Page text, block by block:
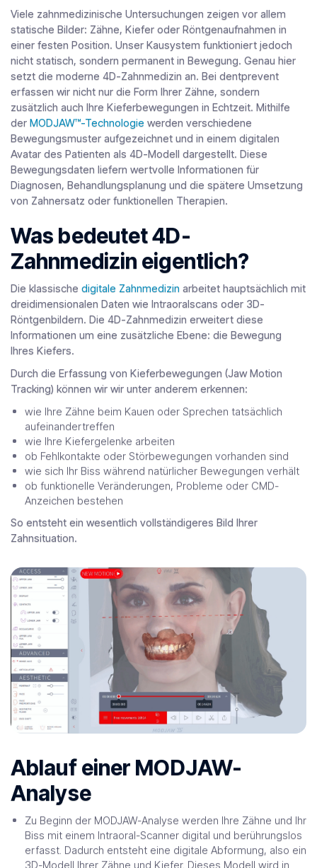
Viele zahnmedizinische Untersuchungen zeigen vor allem
statische Bilder: Zähne, Kiefer oder Röntgenaufnahmen in
einer festen Position. Unser Kausystem funktioniert jedoch
nicht statisch, sondern permanent in Bewegung. Genau hier
setzt die moderne 4D-Zahnmedizin an. Bei dentprevent
erfassen wir nicht nur die Form Ihrer Zähne, sondern
zusätzlich auch Ihre Kieferbewegungen in Echtzeit. Mithilfe
der MODJAW™-Technologie werden verschiedene
Bewegungsmuster aufgezeichnet und in einem digitalen
Avatar des Patienten als 4D-Modell dargestellt. Diese
Bewegungsdaten liefern wertvolle Informationen für
Diagnosen, Behandlungsplanung und die spätere Umsetzung
von Zahnersatz oder funktionellen Therapien.
Was bedeutet 4D-
Zahnmedizin eigentlich?
Die klassische digitale Zahnmedizin arbeitet hauptsächlich mit
dreidimensionalen Daten wie Intraoralscans oder 3D-
Röntgenbildern. Die 4D-Zahnmedizin erweitert diese
Informationen um eine zusätzliche Ebene: die Bewegung
Ihres Kiefers.
Durch die Erfassung von Kieferbewegungen (Jaw Motion
Tracking) können wir wir unter anderem erkennen:
wie Ihre Zähne beim Kauen oder Sprechen tatsächlich
aufeinandertreffen
wie Ihre Kiefergelenke arbeiten
ob Fehlkontakte oder Störbewegungen vorhanden sind
wie sich Ihr Biss während natürlicher Bewegungen verhält
ob funktionelle Veränderungen, Probleme oder CMD-
Anzeichen bestehen
So entsteht ein wesentlich vollständigeres Bild Ihrer
Zahnsituation.
Ablauf einer MODJAW-
Analyse
Zu Beginn der MODJAW-Analyse werden Ihre Zähne und Ihr
Biss mit einem Intraoral-Scanner digital und berührungslos
erfasst. Dadurch entsteht eine digitale Abformung, also ein
3D-Modell Ihrer Zähne und Kiefer. Dieses Modell wird in